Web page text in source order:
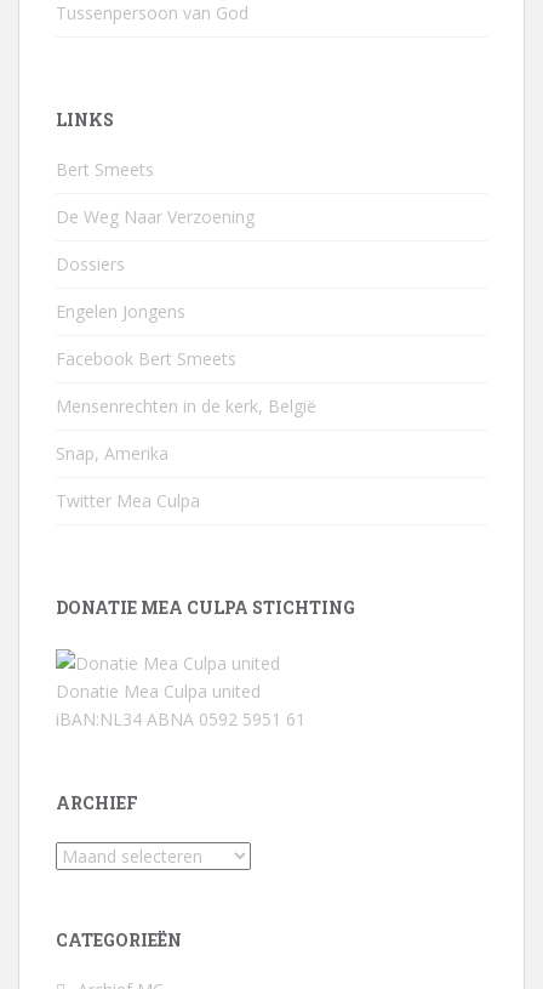
Tussenpersoon van God
LINKS
Bert Smeets
De Weg Naar Verzoening
Dossiers
Engelen Jongens
Facebook Bert Smeets
Mensenrechten in de kerk, België
Snap, Amerika
Twitter Mea Culpa
DONATIE MEA CULPA STICHTING
Donatie Mea Culpa united
iBAN:NL34 ABNA 0592 5951 61
ARCHIEF
Archief
CATEGORIEËN